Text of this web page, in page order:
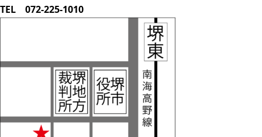
TEL 072-225-1010